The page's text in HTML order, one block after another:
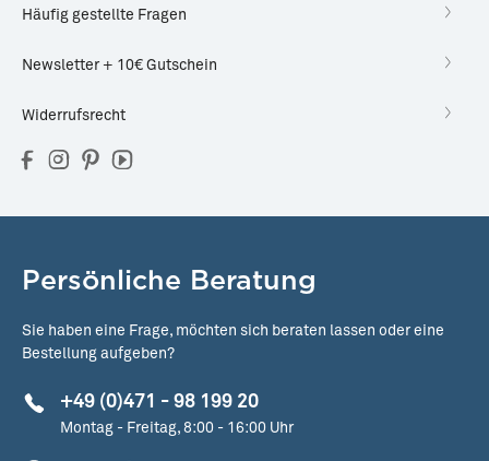
Häufig gestellte Fragen
Newsletter + 10€ Gutschein
Widerrufsrecht
Persönliche Beratung
Sie haben eine Frage, möchten sich beraten lassen oder eine
Bestellung aufgeben?
+49 (0)471 - 98 199 20
Montag - Freitag, 8:00 - 16:00 Uhr